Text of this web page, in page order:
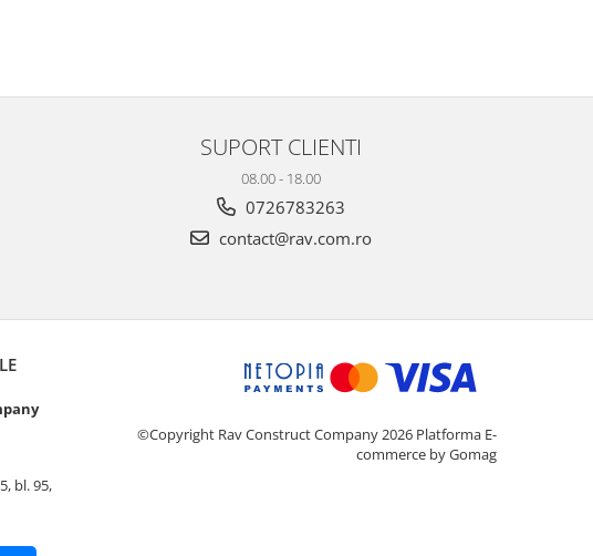
SUPORT CLIENTI
08.00 - 18.00
0726783263
contact@rav.com.ro
bl. 95,
©Copyright Rav Construct Company 2026 Platforma E-
commerce by Gomag